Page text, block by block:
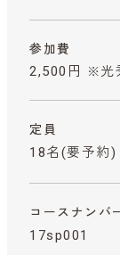
参加費
2,500円 ※光
定員
18名(要予約)
コースナンバ
17sp001